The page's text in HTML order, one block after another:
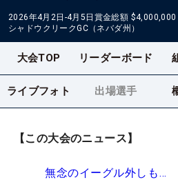
2026年4月2日-4月5日 賞金総額 $4,000,000
シャドウクリークGC（ネバダ州）
大会TOP リーダーボード
ライブフォト 出場選手
【この大会のニュース】
無念のイーグル外しも…